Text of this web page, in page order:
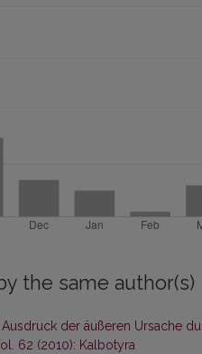
the same author(s)
der äußeren Ursache
62 (2010): Kalbotyra